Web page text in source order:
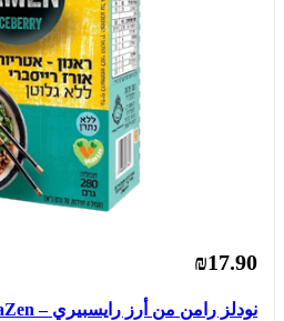
₪17.90
نودلز رامن من أرز رايسبيري – NutraZen